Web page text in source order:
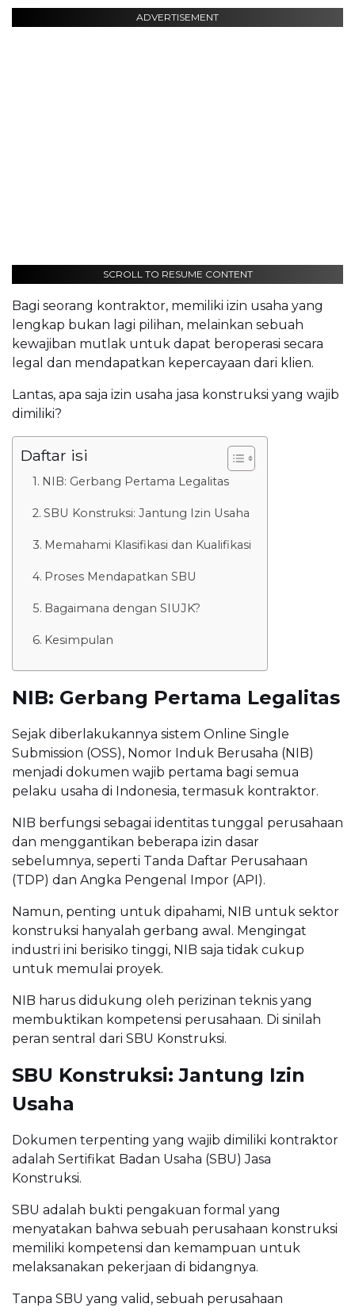
ADVERTISEMENT
SCROLL TO RESUME CONTENT
Bagi seorang kontraktor, memiliki izin usaha yang
lengkap bukan lagi pilihan, melainkan sebuah
kewajiban mutlak untuk dapat beroperasi secara
legal dan mendapatkan kepercayaan dari klien.
Lantas, apa saja izin usaha jasa konstruksi yang wajib
dimiliki?
Daftar isi
NIB: Gerbang Pertama Legalitas
SBU Konstruksi: Jantung Izin Usaha
Memahami Klasifikasi dan Kualifikasi
Proses Mendapatkan SBU
Bagaimana dengan SIUJK?
Kesimpulan
NIB: Gerbang Pertama Legalitas
Sejak diberlakukannya sistem Online Single
Submission (OSS), Nomor Induk Berusaha (NIB)
menjadi dokumen wajib pertama bagi semua
pelaku usaha di Indonesia, termasuk kontraktor.
NIB berfungsi sebagai identitas tunggal perusahaan
dan menggantikan beberapa izin dasar
sebelumnya, seperti Tanda Daftar Perusahaan
(TDP) dan Angka Pengenal Impor (API).
Namun, penting untuk dipahami, NIB untuk sektor
konstruksi hanyalah gerbang awal. Mengingat
industri ini berisiko tinggi, NIB saja tidak cukup
untuk memulai proyek.
NIB harus didukung oleh perizinan teknis yang
membuktikan kompetensi perusahaan. Di sinilah
peran sentral dari SBU Konstruksi.
SBU Konstruksi: Jantung Izin
Usaha
Dokumen terpenting yang wajib dimiliki kontraktor
adalah Sertifikat Badan Usaha (SBU) Jasa
Konstruksi.
SBU adalah bukti pengakuan formal yang
menyatakan bahwa sebuah perusahaan konstruksi
memiliki kompetensi dan kemampuan untuk
melaksanakan pekerjaan di bidangnya.
Tanpa SBU yang valid, sebuah perusahaan